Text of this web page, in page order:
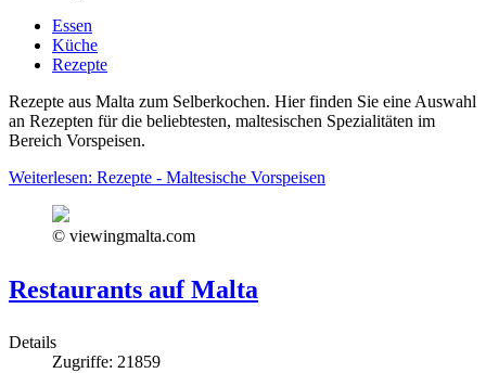
Essen
Küche
Rezepte
Rezepte aus Malta zum Selberkochen. Hier finden Sie eine Auswahl
an Rezepten für die beliebtesten, maltesischen Spezialitäten im
Bereich Vorspeisen.
Weiterlesen: Rezepte - Maltesische Vorspeisen
© viewingmalta.com
Restaurants auf Malta
Details
Zugriffe: 21859